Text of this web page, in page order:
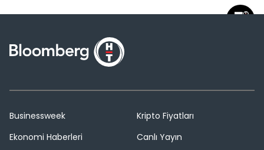
Businessweek
Ekonomi Haberleri
Kripto Fiyatları
Canlı Yayın